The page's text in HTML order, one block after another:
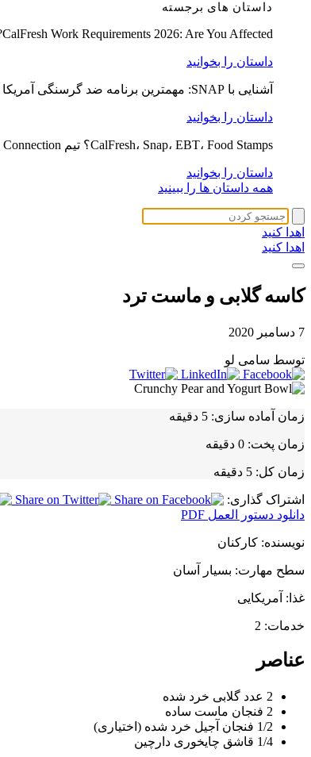
داستان های برجسته
CalFresh Work Requirements 2026: Are You Affected?
داستان را بخوانید
آشنایی با SNAP: مهمترین برنامه ضد گرسنگی آمریکا
داستان را بخوانید
CalFresh، Snap، EBT، Food Stamps؟ تیم Food Connection ما به توضیح کمک می کند
داستان را بخوانید
همه داستان ها را ببینید
اهدا کنید
اهدا کنید
کاسه گلابی و ماست ترد
7 دسامبر 2020
توسط سامی لو
زمان آماده سازی:
زمان پخت:
زمان کل:
اشتراک گذاری:
دانلود دستور العمل PDF
نویسنده: کارکنان
سطح مهارت: بسیار آسان
غذا: آمریکایی
خدمات:
عناصر
2 عدد گلابی خرد شده
2 فنجان ماست ساده
1/2 فنجان آجیل خرد شده (اختیاری)
1/4 قاشق چایخوری دارچین